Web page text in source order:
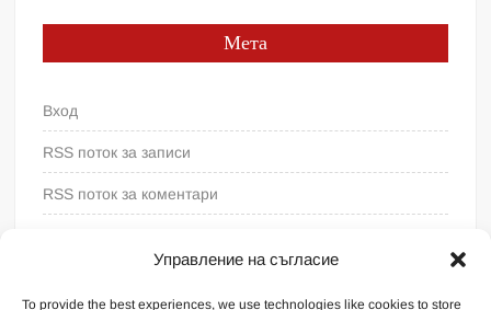
Управление на съгласие
To provide the best experiences, we use technologies like cookies to store
Мета
Вход
RSS поток за записи
RSS поток за коментари